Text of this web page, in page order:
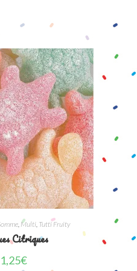
, Multi, Tutti Fruity
Citriques
1,25€